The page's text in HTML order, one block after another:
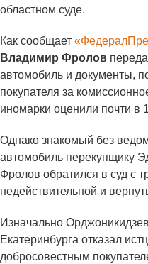
областном суде.
Как сообщает
Владимир Фролов
автомобиль и документы,
покупателя за
иномарки оценили почти в
Однако знакомый без
автомобиль перекупщику
Фролов обратился в суд с
недействительной и
Изначально
Екатеринбурга отказал
добросовестным